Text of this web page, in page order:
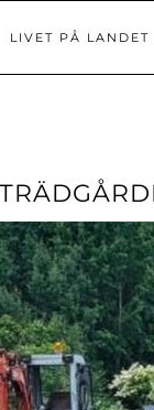
LIVET PÅ LANDET